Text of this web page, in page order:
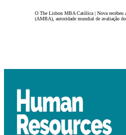
O The Lisbon MBA Católica | Nova recebeu
(AMBA), autoridade mundial de avaliação